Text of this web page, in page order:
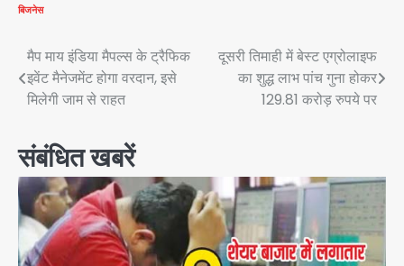
बिजनेस
Post
navigation
मैप माय इंडिया मैपल्स के ट्रैफिक
इवेंट मैनेजमेंट होगा वरदान, इसे
मिलेगी जाम से राहत
दूसरी तिमाही में बेस्ट एग्रोलाइफ
का शुद्ध लाभ पांच गुना होकर
129.81 करोड़ रुपये पर
संबंधित खबरें